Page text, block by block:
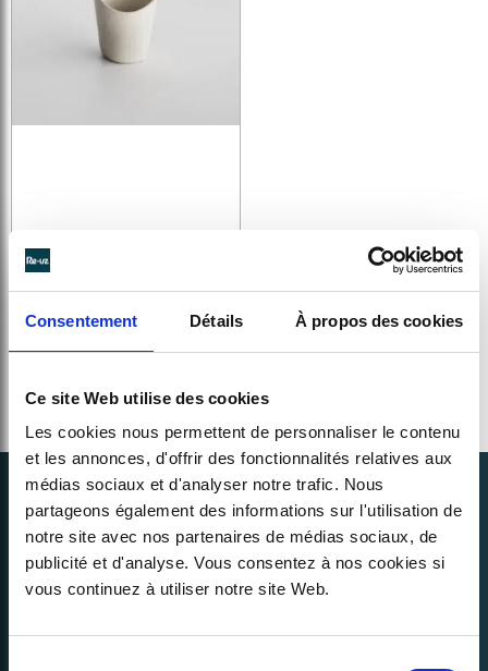
Consentement Détails À propos des cookies
Ce site Web utilise des cookies
Les cookies nous permettent de personnaliser le contenu
et les annonces, d'offrir des fonctionnalités relatives aux
médias sociaux et d'analyser notre trafic. Nous
partageons également des informations sur l'utilisation de
notre site avec nos partenaires de médias sociaux, de
publicité et d'analyse. Vous consentez à nos cookies si
vous continuez à utiliser notre site Web.
WASHABLE AND REUSABLE
CHIP CUP | 41 CL
See details >